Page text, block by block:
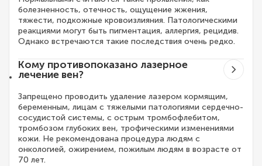
болезненность, отечность, ощущение жжения,
тяжести, подкожные кровоизлияния. Патологическими
реакциями могут быть пигментация, аллергия, рецидив.
Однако встречаются такие последствия очень редко.
Кому противопоказано лазерное
лечение вен?
Запрещено проводить удаление лазером кормящим,
беременным, лицам с тяжелыми патологиями сердечно-
сосудистой системы, с острым тромбофлебитом,
тромбозом глубоких вен, трофическими изменениями
кожи. Не рекомендована процедура людям с
онкологией, ожирением, пожилым людям в возрасте от
70 лет.